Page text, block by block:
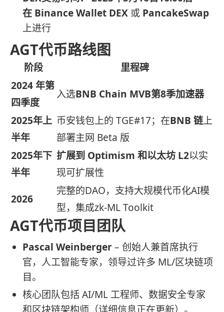
在 Binance Wallet DEX 或 PancakeSwap
上进行
AGT代币路线图
阶段
里程碑
2024 年第
四季度
入选BNB Chain MVB第8季加速器
2025年上
半年
币安钱包上的 TGE#17；在BNB 链上
部署主网 Beta 版
2025年下
半年
扩展到 Optimism 和以太坊 L2以实
现可扩展性
2026
完整的DAO，支持大规模代币化AI模
型，集成zk-ML Toolkit
AGT代币项目团队
Pascal Weinberger– 创始人兼首席执行
官，人工智能专家，领导过许多 ML/区块链项
目。
核心团队包括 AI/ML 工程师、数据安全专家
和区块链架构师（详细信息正在更新）。